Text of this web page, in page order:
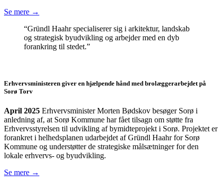
Se mere →
“Gründl Haahr specialiserer sig i arkitektur, landskab
og strategisk byudvikling og arbejder med en dyb
forankring til stedet.”
Erhvervsministeren giver en hjælpende hånd med brolæggerarbejdet på
Sorø Torv
April 2025 Erhvervsminister Morten Bødskov besøger Sorø i
anledning af, at Sorø Kommune har fået tilsagn om støtte fra
Erhvervsstyrelsen til udvikling af bymidteprojekt i Sorø. Projektet er
forankret i helhedsplanen udarbejdet af Gründl Haahr for Sorø
Kommune og understøtter de strategiske målsætninger for den
lokale erhvervs- og byudvikling.
Se mere →